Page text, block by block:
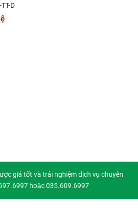
D
giá tốt và trải nghiệm dịch vụ chuyên
hoặc 035.609.6997